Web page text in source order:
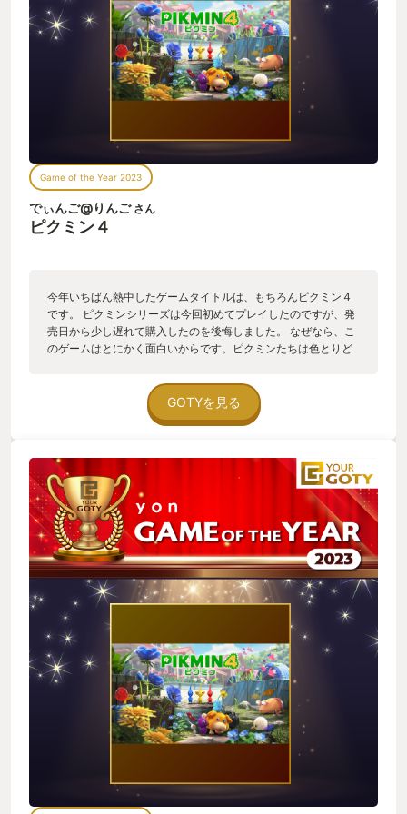
をしていく物語。ステージそれぞれの中でピクミンたちに手伝
ってもらいながら、オタカラや遭難者たちを救助していく。そ
のステージ探索の中での原生生物（敵キャラ）とも戦うことに
なるわけですが、戦いの中で、ピクミンは食べられてしまった
り、踏みつぶされて死んでしまったり…ピクミンたちがあまり
にもあっけなく命を落とす光景がとても強烈でした。 プレイヤ
あり、いわば現場監督。プレイヤーがヘッポコな操作・指示を
行うとピクミンたちの命を散らしてしまう。現場監督としての
自分の不甲斐なさをまざまざと突き付けられてしまうので、原
生生物との戦いがとてもこわい。。 ボクの判断ミスでピクミン
が死に…操作ミスでもピクミンが死に…１匹２匹の死はゲームの
進行上はたいした影響はないんですが、あの断末魔がとてもつ
らい。 ピクミンが命を落とした時のエフェクトが、SEが…とて
------------- ５歳児の息子と一緒にピクミン４を遊ぶとき、
基本はボクが操作をしていました。（息子は画面を見ながらあ
ーだこーだ指示をする係） 一瞬の判断ミス…勝ちを焦ったが故
の判断ミス…他のゲームではHPがちょっと削れるだけの話で
い… ピクミンをプレイする中で、父親として５歳児に対して
「ピクミンという命を軽んじてはいけない」と伝えたいとも思
うようになったので、ザコバトルにおいても一切の油断は認め
時間切れになりそうな時も一匹たりとも見捨てないことを誓
い…どんなに絶望的であろうともオッチンと共に取り残された
ピクミン一匹を救助に向かう。 貫いたつもりです。 その成果は
あったのかよくわかりません。５歳児は最初こそピクミンの死
に戦慄していましたが、いつからか数匹死んだくらいであれば
ケタケタ笑ってました。 いつの日か５歳児にも、『あの日あの
時のピクミンたちがどんな気持ちで原生生物に立ち向かってい
たのか』…それを思い返してくれる日が来ることを父親として
願っております。 ----------------------------------------
----- コウテイデメマダラを一生許さん ---------------------
------------------------ 原生生物が多種多様でして、こちら
が思ってもいないような攻撃をしかけてくるヤツらがいます。
だからこそ初見では犠牲ゼロの完封勝利はむずかしいわけです
が…いくつか印象深いボス級の原生生物がいます。特に印象深
いのがコウテイデメマダラ。 見た目がキモい…というのももち
ろんありますが、デメマダラシリーズの中でも最大サイズ。コ
イツはバトル中に、雄叫びをあげて、ピクミンたちをパニック
状態にしてくる時があります。（リオレウスとかティガレック
れ周囲を逃げ惑ってしまいます。プレイヤーとしてはすぐさま
笛を吹いてピクミンをなだめ再度隊列に引き戻せばいい。それ
Game of the Year 2023
でぃんご@りんごさん
ピクミン４
今年いちばん熱中したゲームタイトルは、もちろんピクミン４
です。 ピクミンシリーズは今回初めてプレイしたのですが、発
売日から少し遅れて購入したのを後悔しました。 なぜなら、こ
のゲームはとにかく面白いからです。ピクミンたちは色とりど
いですが、それ以上に強く、そして頼もしい相棒キャラです。
オッチンだけで原生生物を排除できてしまうほど、 ほかのレス
キュー隊員も個性的で、探索中に通信が入ると楽しくなりま
いましたが、そんなことはありませんでした。 ピクミンたちが
私のそばにいてくれるからです。彼らは私の指示に忠実に従っ
てくれますし、時には私を助けてくれます。 彼らと一緒に冒険
するのはとても楽しいです。 ダンドリバトルも楽しいですが、
難易度が高いです。 最高評価を得るためには、時間やピクミン
の数を管理しなければなりません。私は何度も失敗しました
が、諦めませんでした。 今はおそらく最終ステージと思われる
ところを攻略中ですが、25時間程度プレイしています。このゲ
ームは長く遊べるので、コスパも高いです。 子どもと一緒に遊
べるのも魅力的なポイントです。ピクミンの絵を描きました。
私はいわゆる「画伯」なので、普通の絵だと子どもに笑われま
すが、ピクミンのデザインはシンプルなので、それっぽく描け
ました。子どもも喜んでくれました。 ピクミン４は本当に素晴
らしいゲームだと思います。 ピクミンシリーズを初めてプレイ
する人でも楽しめますし、ファンの人でも満足できる内容だと
思います。 私はこのゲームを心からおすすめします。
GOTYを見る